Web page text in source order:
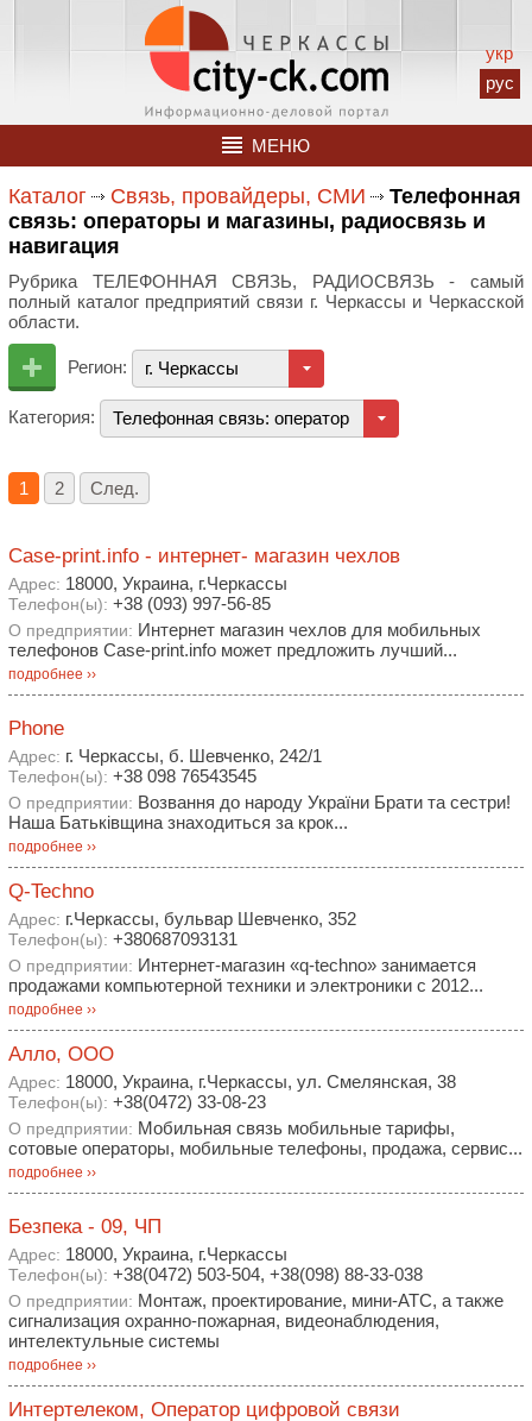
укр
рус
МЕНЮ
Каталог Связь, провайдеры, СМИ
Телефонная
связь: операторы и магазины, радиосвязь и
навигация
Рубрика ТЕЛЕФОННАЯ СВЯЗЬ, РАДИОСВЯЗЬ - самый
полный каталог предприятий связи г. Черкассы и Черкасской
области.
Регион: г. Черкассы
Категория: Телефонная связь: операторы и магазины,
1 2 След.
Case-print.info - интернет- магазин чехлов
Адрес: 18000, Украина, г.Черкассы
Телефон(ы): +38 (093) 997-56-85
О предприятии: Интернет магазин чехлов для мобильных
телефонов Case-print.info может предложить лучший...
подробнее ››
Phone
Адрес: г. Черкассы, б. Шевченко, 242/1
Телефон(ы): +38 098 76543545
О предприятии: Возвання до народу України Брати та сестри!
Наша Батьківщина знаходиться за крок...
подробнее ››
Q-Techno
Адрес: г.Черкассы, бульвар Шевченко, 352
Телефон(ы): +380687093131
О предприятии: Интернет-магазин «q-techno» занимается
продажами компьютерной техники и электроники с 2012...
подробнее ››
Алло, ООО
Адрес: 18000, Украина, г.Черкассы, ул. Смелянская, 38
Телефон(ы): +38(0472) 33-08-23
О предприятии: Мобильная связь мобильные тарифы,
сотовые операторы, мобильные телефоны, продажа, сервис...
подробнее ››
Безпека - 09, ЧП
Адрес: 18000, Украина, г.Черкассы
Телефон(ы): +38(0472) 503-504, +38(098) 88-33-038
О предприятии: Монтаж, проектирование, мини-АТС, а также
сигнализация охранно-пожарная, видеонаблюдения,
интелектульные системы
подробнее ››
Интертелеком, Оператор цифровой связи